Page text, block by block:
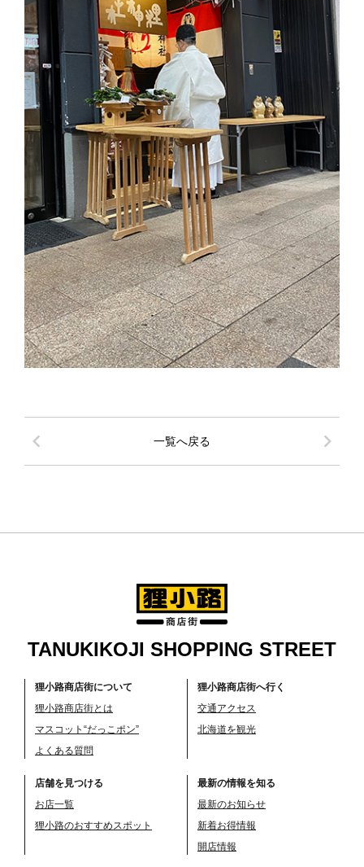
chevron_left 一覧へ戻る chevron_right
TANUKIKOJI SHOPPING STREET
狸小路商店街について
狸小路商店街とは
マスコット“だっこポン”
よくある質問
狸小路商店街へ行く
交通アクセス
北海道を観光
店舗を見つける
お店一覧
狸小路のおすすめスポット
最新の情報を知る
最新のお知らせ
新着お得情報
開店情報